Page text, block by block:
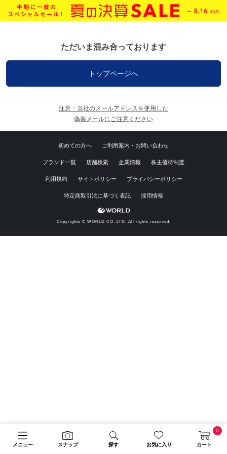
メニュー スナップ 探す お気に入り カート
0
ただいま混み合っております
トップページへ
注意：当社のメールアドレスを使用した
偽装メールにご注意ください
初めての方へ ご利用案内・お問い合わせ
ブランド一覧 店舗検索 企業情報 株主優待制度
利用規約 サイトポリシー プライバシーポリシー
特定商取引法に基づく表記 採用情報
Copyrights © WORLD CO.,LTD. All rights reserved.